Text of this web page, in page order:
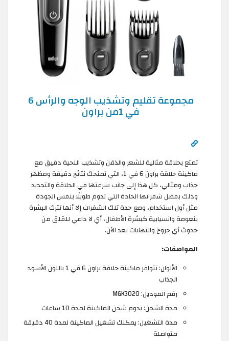
مجموعة تقليم وتشذيب الوجه والرأس 6
في 1من براون
تمتع بحلاقة مثالية للشعر والذقن وتشذيب اللحية دقيق مع
ماكينة حلاقة براون 6 في 1، التي تمنحك نتائج دقيقة ومظهر
جذاب ومثالي، كل هذا إلى جانب سرعتها في الحلاقة والتحديد
وذلك بفضل شفراتها الحادة التي تدوم طويلًا بنفس الجودة
مثل أول استخدام، ومع حدة تلك الشفرات إلا أنها تترك البشرة
بنعومة وانسيابية كبشرة الأطفال، أي لا داعي للقلق من
حدوث أي جروح والتهابات بعد الآن.
المواصفات:
الألوان: تتوافر ماكينة حلاقة براون 6 في 1 باللون الأسود
الجذاب
رقم الموديل: MGK3020
مدة الشحن: يدوم شحن الماكينة لمدة 10 ساعات
مدة التشغيل: يمكنك تشغيل الماكينة لمدة 40 دقيقة
متواصلة